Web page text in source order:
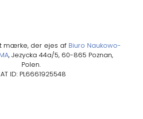
mærke, der ejes af Biuro Naukowo-
, Jezycka 44a/5, 60-865 Poznan,
Polen.
ID: PL6661925548